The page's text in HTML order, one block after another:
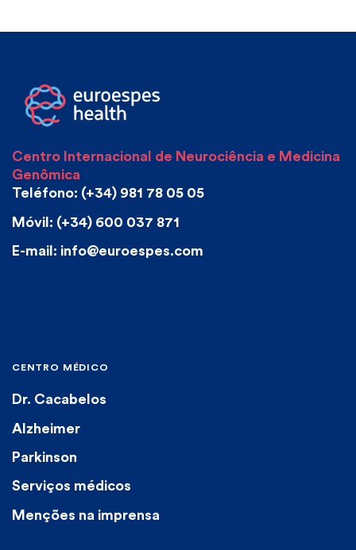
Centro Internacional de Neurociência e Medicina
Genômica
Teléfono: (+34) 981 78 05 05
Móvil: (+34) 600 037 871
E-mail: info@euroespes.com
CENTRO MÉDICO
Dr. Cacabelos
Alzheimer
Parkinson
Serviços médicos
Menções na imprensa